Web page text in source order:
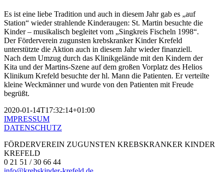
Es ist eine liebe Tradition und auch in diesem Jahr gab es „auf
Station“ wieder strahlende Kinderaugen: St. Martin besuchte die
Kinder – musikalisch begleitet vom „Singkreis Fischeln 1998“.
Der Förderverein zugunsten krebskranker Kinder Krefeld
unterstützte die Aktion auch in diesem Jahr wieder finanziell.
Nach dem Umzug durch das Klinikgelände mit den Kindern der
Kita und der Martins-Szene auf dem großen Vorplatz des Helios
Klinikum Krefeld besuchte der hl. Mann die Patienten. Er verteilte
kleine Weckmänner und wurde von den Patienten mit Freude
begrüßt.
2020-01-14T17:32:14+01:00
IMPRESSUM
DATENSCHUTZ
FÖRDERVEREIN ZUGUNSTEN KREBSKRANKER KINDER
KREFELD
0 21 51 / 30 66 44